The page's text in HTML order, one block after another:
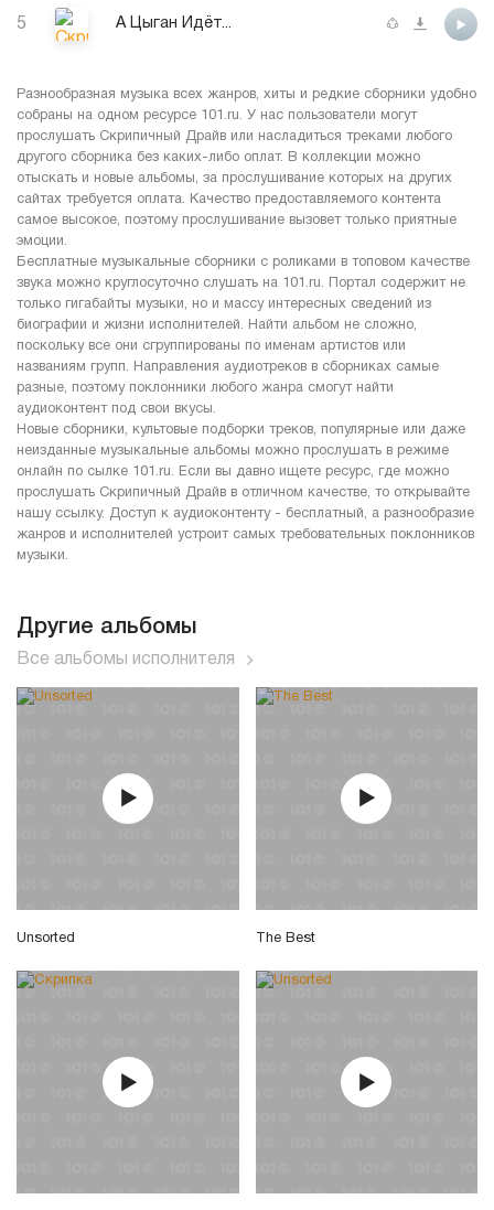
5 А Цыган Идёт...
Разнообразная музыка всех жанров, хиты и редкие сборники удобно
собраны на одном ресурсе 101.ru. У нас пользователи могут
прослушать Скрипичный Драйв или насладиться треками любого
другого сборника без каких-либо оплат. В коллекции можно
отыскать и новые альбомы, за прослушивание которых на других
сайтах требуется оплата. Качество предоставляемого контента
самое высокое, поэтому прослушивание вызовет только приятные
эмоции.
Бесплатные музыкальные сборники с роликами в топовом качестве
звука можно круглосуточно слушать на 101.ru. Портал содержит не
только гигабайты музыки, но и массу интересных сведений из
биографии и жизни исполнителей. Найти альбом не сложно,
поскольку все они сгруппированы по именам артистов или
названиям групп. Направления аудиотреков в сборниках самые
разные, поэтому поклонники любого жанра смогут найти
аудиоконтент под свои вкусы.
Новые сборники, культовые подборки треков, популярные или даже
неизданные музыкальные альбомы можно прослушать в режиме
онлайн по сылке 101.ru. Если вы давно ищете ресурс, где можно
прослушать Скрипичный Драйв в отличном качестве, то открывайте
нашу ссылку. Доступ к аудиоконтенту - бесплатный, а разнообразие
жанров и исполнителей устроит самых требовательных поклонников
музыки.
Другие альбомы
Все альбомы исполнителя
Unsorted The Best